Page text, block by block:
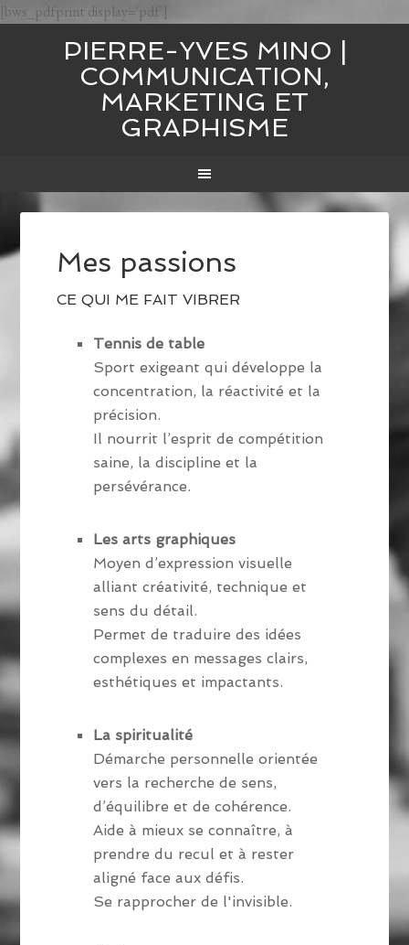
[bws_pdfprint display='pdf']
PIERRE-YVES MINO |
COMMUNICATION,
MARKETING ET
GRAPHISME
Mes passions
CE QUI ME FAIT VIBRER
Tennis de table
Sport exigeant qui développe la
concentration, la réactivité et la
précision.
Il nourrit l’esprit de compétition
saine, la discipline et la
persévérance.
Les arts graphiques
Moyen d’expression visuelle
alliant créativité, technique et
sens du détail.
Permet de traduire des idées
complexes en messages clairs,
esthétiques et impactants.
La spiritualité
Démarche personnelle orientée
vers la recherche de sens,
d’équilibre et de cohérence.
Aide à mieux se connaître, à
prendre du recul et à rester
aligné face aux défis.
Se rapprocher de l'invisible.